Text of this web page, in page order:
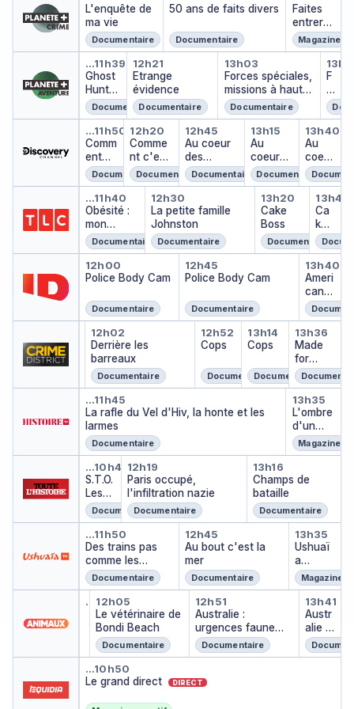
L'enquête de
ma vie
Documentaire
50 ans de faits divers
Documentaire
Faites
entrer
l'accus
é
Magazine
Ghost Hunters
…11h39
Ghost
Hunter
sDocumentaire
Etrange évidence
12h21
Etrange
évidence
Documentaire
Forces
13h03
Forces spéciales,
missions à haut
risque
Documentaire
F
o
r
c
e
s
p
é
ci
al
e
s,
m
is
si
o
n
s
à
u
t
s
u
e
Comment c'est fait
…11h50
Comm
ent
c'est
fait
Documentaire
Comment c'est fait
12h20
Comme
nt c'est
faitDocumentaire
Au coeur des
12h45
Au coeur
des
douanes :
Espagne
Documentaire
Au coeur
13h15
Au
coeur
des
douane
Espagn
Documentaire
Au
13h40
Au
coeur
des
doua
nes :
Espa
gne
Obésité : mon corps, ma prison
…11h40
Obésité :
mon
corps, ma
prison
Documentaire
La petite famille
12h30
La petite famille
Johnston
Documentaire
Cake Boss
13h20
Cake
Boss
Documentaire
13h45
Ca
ke
Bos
s
Police Body Cam
12h00
Police Body Cam
Documentaire
Police Body Cam
12h45
Police Body Cam
Documentaire
13h40
Ameri
can
Mons
ter
Non élucidé
…10h23
Non élucidé
…
Derrière les barreaux
12h02
Derrière les
barreaux
Documentaire
Cops
12h52
Cops
Documentaire
Cops
13h14
Cops
Documentaire
Made
13h36
Made
for
Murder
La rafle du Vel d'Hiv, la honte
…11h45
La rafle du Vel d'Hiv, la honte et les
larmes
Documentaire
13h35
L'ombre
d'un
doute
Magazine
S.T.O. Les oubliés de la victoire
…10h42
S.T.O.
Les
oubli
és de
victoi
re
Documentaire
Paris occupé, l'infiltration
12h19
Paris occupé,
l'infiltration nazie
Documentaire
Champs
13h16
Champs de
bataille
Documentaire
Des trains pas comme les
…11h50
Des trains pas
comme les
autres
Documentaire
Au bout c'est la
12h45
Au bout c'est la
mer
Documentaire
13h35
Ushuaï
a
nature
Magazine
Animaux stars
…
11h36
Animaux stars
Le vétérinaire de Bondi Beach
12h05
Le vétérinaire de
Bondi Beach
Documentaire
Australie :
12h51
Australie :
urgences faune
sauvage
Documentaire
13h41
Austr
alie :
urgen
ces
Le grand direct
…10h50
Le grand direct
DIRECT